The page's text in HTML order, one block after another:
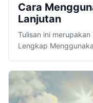
Cara
Lanjutan
Tulisan ini
Lengkap